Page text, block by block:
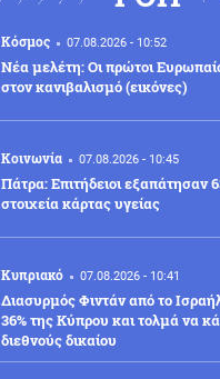
Κόσμος 07.08.2026 - 10:52
Νέα μελέτη: Οι πρώτοι
στον κανιβαλισμό (εικόνες)
Κοινωνία 07.08.2026 - 10:45
Πάτρα: Επιτήδειοι εξαπάτησαν
στοιχεία κάρτας υγείας
Κυπριακό 07.08.2026 - 10:41
Διασυρμός Φιντάν από το
36% της Κύπρου και τολμά να
διεθνούς δικαίου